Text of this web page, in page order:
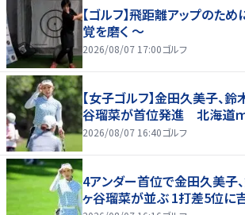
【ゴルフ】飛距離アップのた
覚を磨く ～
2026/08/07 17:00ゴルフ
【女子ゴルフ】金田久美子、鈴
谷瑠菜が首位発進 北海道ｍ
2026/08/07 16:40ゴルフ
4アンダー首位で金田久美子
ヶ谷瑠菜が並ぶ 1打差5位に